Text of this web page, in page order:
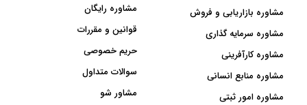
مشاوره بازاریابی و فروش
مشاوره سرمایه گذاری
مشاوره کارآفرینی
مشاوره منابع انسانی
مشاوره امور ثبتی
مشاوره رایگان
قوانین و مقررات
حریم خصوصی
سوالات متداول
مشاور شو